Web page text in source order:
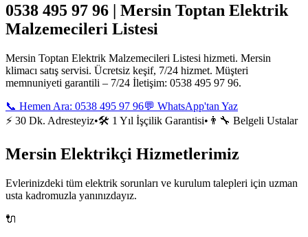
0538 495 97 96 | Mersin Toptan Elektrik
Malzemecileri Listesi
Mersin Toptan Elektrik Malzemecileri Listesi hizmeti. Mersin
klimacı satış servisi. Ücretsiz keşif, 7/24 hizmet. Müşteri
memnuniyeti garantili – 7/24 İletişim: 0538 495 97 96.
📞 Hemen Ara: 0538 495 97 96💬 WhatsApp'tan Yaz
⚡ 30 Dk. Adresteyiz•🛠️ 1 Yıl İşçilik Garantisi• 👨‍🔧 Belgeli Ustalar
Mersin Elektrikçi Hizmetlerimiz
Evlerinizdeki tüm elektrik sorunları ve kurulum talepleri için uzman
usta kadromuzla yanınızdayız.
🔌